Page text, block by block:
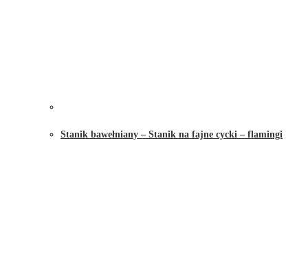
Stanik bawełniany – Stanik na fajne cycki – flamingi